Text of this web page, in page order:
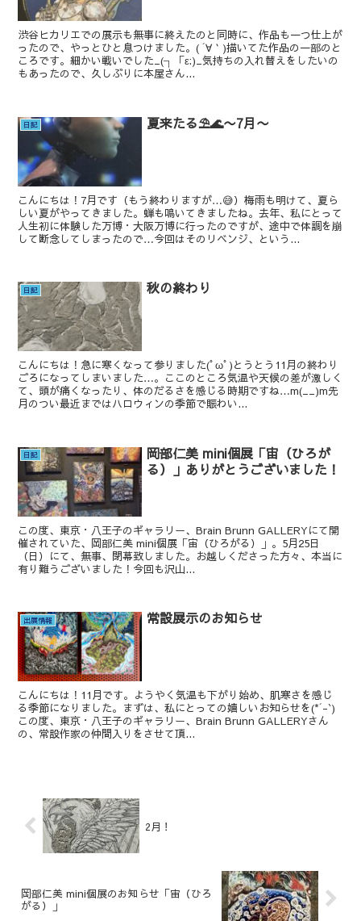
渋谷ヒカリエでの展示も無事に終えたのと同時に、作品も一つ仕上が
ったので、やっとひと息つけました。( ´∀｀)描いてた作品の一部のと
ころです。細かい戦いでした_(┐「ε:)_気持ちの入れ替えをしたいの
もあったので、久しぶりに本屋さん...
日記 夏来たる⛱️🌊〜7月〜
こんにちは！7月です（もう終わりますが…😅）梅雨も明けて、夏ら
しい夏がやってきました。蝉も鳴いてきましたね。去年、私にとって
人生初に体験した万博・大阪万博に行ったのですが、途中で体調を崩
して断念してしまったので…今回はそのリベンジ、という...
日記 秋の終わり
こんにちは！急に寒くなって参りました(ﾟωﾟ)とうとう11月の終わり
ごろになってしまいました…。ここのところ気温や天候の差が激しく
て、頭が痛くなったり、体のだるさを感じる時期ですね…m(__)m先
月のつい最近まではハロウィンの季節で賑わい...
日記
岡部仁美 mini個展「宙（ひろが
る）」ありがとうございました！
この度、東京・八王子のギャラリー、Brain Brunn GALLERYにて開
催されていた、岡部仁美 mini個展「宙（ひろがる）」。5月25日
（日）にて、無事、閉幕致しました。お越しくださった方々、本当に
有り難うございました！今回も沢山...
出展情報 常設展示のお知らせ
こんにちは！11月です。ようやく気温も下がり始め、肌寒さを感じ
る季節になりました。まずは、私にとっての嬉しいお知らせを(*´-`)
この度、東京・八王子のギャラリー、Brain Brunn GALLERYさん
の、常設作家の仲間入りをさせて頂...
2月！
岡部仁美 mini個展のお知らせ「宙（ひろ
がる）」